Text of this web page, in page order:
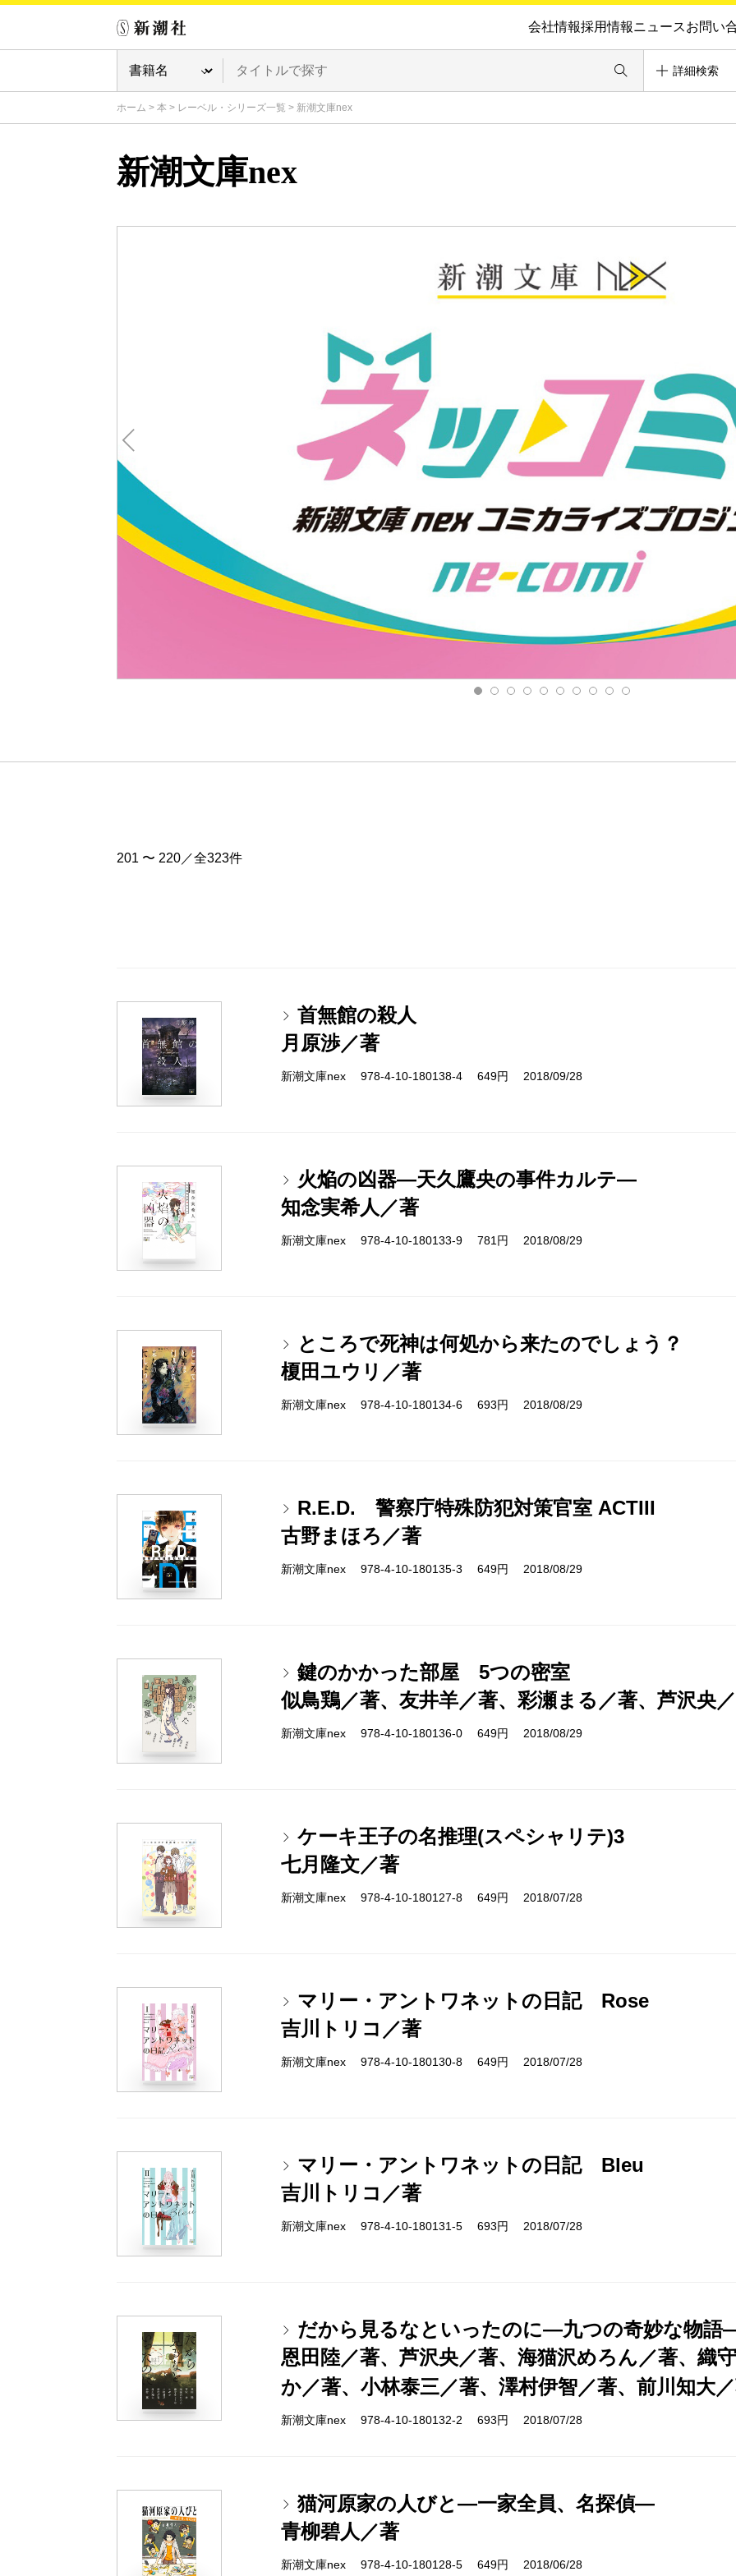
会社情報採用情報ニュースお問い
詳細検索
ホーム > 本 > レーベル・シリーズ一覧 > 新潮文庫nex
新潮文庫nex
Pre
201 〜 220／全323件
首無館の殺人
月原渉／著
新潮文庫nex 978-4-10-180138-4 649円 2018/09/28
火焔の凶器―天久鷹央の事件カルテ―
知念実希人／著
新潮文庫nex 978-4-10-180133-9 781円 2018/08/29
ところで死神は何処から来たのでしょう？
榎田ユウリ／著
新潮文庫nex 978-4-10-180134-6 693円 2018/08/29
R.E.D. 警察庁特殊防犯対策官室 ACTIII
古野まほろ／著
新潮文庫nex 978-4-10-180135-3 649円 2018/08/29
鍵のかかった部屋 5つの密室
似鳥鶏／著、友井羊／著、彩瀬まる／著、芦沢央
新潮文庫nex 978-4-10-180136-0 649円 2018/08/29
ケーキ王子の名推理(スペシャリテ)3
七月隆文／著
新潮文庫nex 978-4-10-180127-8 649円 2018/07/28
マリー・アントワネットの日記 Rose
吉川トリコ／著
新潮文庫nex 978-4-10-180130-8 649円 2018/07/28
マリー・アントワネットの日記 Bleu
吉川トリコ／著
新潮文庫nex 978-4-10-180131-5 693円 2018/07/28
だから見るなといったのに―九つの奇妙な物語
恩田陸／著、芦沢央／著、海猫沢めろん／著、織
か／著、小林泰三／著、澤村伊智／著、前川知大
新潮文庫nex 978-4-10-180132-2 693円 2018/07/28
猫河原家の人びと―一家全員、名探偵―
青柳碧人／著
新潮文庫nex 978-4-10-180128-5 649円 2018/06/28